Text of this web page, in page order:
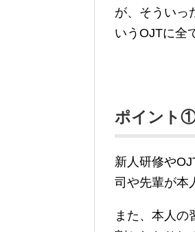
が、そういっ
いうOJTに全
ポイント①
新人研修や
司や先輩が本
また、本人の